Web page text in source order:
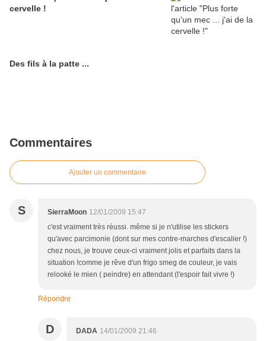
cervelle !
Des fils à la patte ...
Commentaires
Ajouter un commentaire
S SierraMoon 12/01/2009 15:47
c'est vraiment très réussi. même si je n'utilise les stickers
qu'avec parcimonie (dont sur mes contre-marches d'escalier !)
chez nous, je trouve ceux-ci vraiment jolis et parfaits dans la
situation !comme je rêve d'un frigo smeg de couleur, je vais
relooké le mien ( peindre) en attendant (l'espoir fait vivre !)
Répondre
D DADA 14/01/2009 21:46